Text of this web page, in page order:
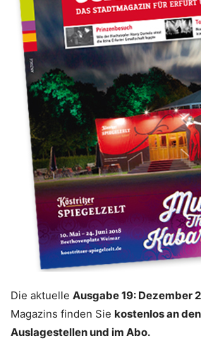
Die aktuelle Ausgabe 19: Dezember
Magazins finden Sie kostenlos an
Auslagestellen und im Abo.